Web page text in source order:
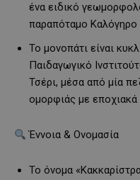
ένα ειδικό
παραπόταμο Καλόγηρο
Το μονοπάτι είναι
Παιδαγωγικό
Τσέρι, μέσα από μία
ομορφιάς με εποχιακά
Έννοια & Ονομασία
Το όνομα